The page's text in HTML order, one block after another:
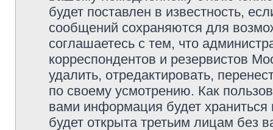
будет поставлен в известность,
сообщений сохраняются для
соглашаетесь с тем, что
корреспондентов и резервистов
удалить, отредактировать,
по своему усмотрению. Как
вами информация будет
будет открыта третьим лицам без